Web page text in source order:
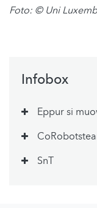
Foto: © Uni
Infobox
Eppur si
SnT